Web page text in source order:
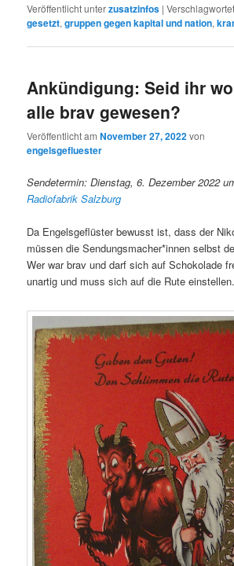
Veröffentlicht unterzusatzinfos |
gesetzt,gruppen gegen kapital und nation,
Ankündigung: Seid ihr
alle brav gewesen?
Veröffentlicht amNovember 27, 2022von
engelsgefluester
Sendetermin: Dienstag, 6. Dezember 2022
Radiofabrik Salzburg
Da Engelsgeflüster bewusst ist, dass der
müssen die Sendungsmacher*innen selbst
Wer war brav und darf sich auf Schokolade
unartig und muss sich auf die Rute einstellen.